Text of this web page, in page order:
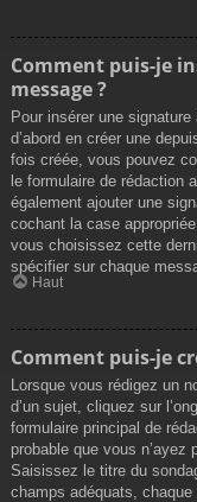
Comment puis-je
message ?
Pour insérer une
d’abord en créer une
fois créée, vous pouvez
le formulaire de rédaction
également ajouter une
cochant la case
vous choisissez cette
spécifier sur chaque
Haut
Comment puis-je
Lorsque vous rédigez un
d’un sujet, cliquez sur
formulaire principal de
probable que vous
Saisissez le titre du
champs adéquats,